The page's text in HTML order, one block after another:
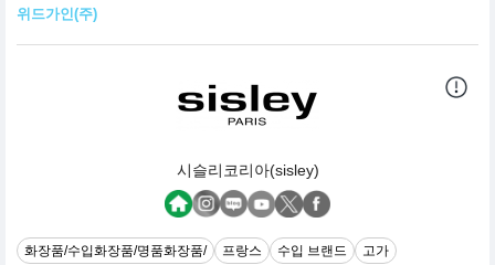
위드가인(주)
시슬리코리아(sisley)
화장품/수입화장품/명품화장품/ 프랑스 수입 브랜드 고가